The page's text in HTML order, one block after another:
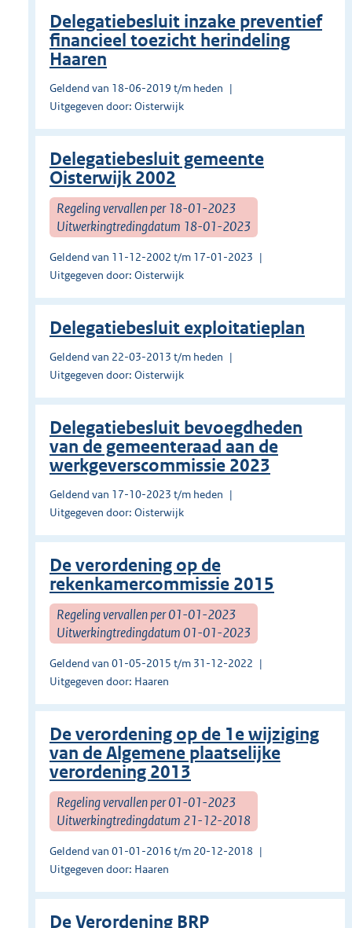
Delegatiebesluit inzake preventief
financieel toezicht herindeling
Haaren
Geldend van 18-06-2019 t/m heden
Uitgegeven door: Oisterwijk
Delegatiebesluit gemeente
Oisterwijk 2002
Regeling vervallen per 18-01-2023
Uitwerkingtredingdatum 18-01-2023
Geldend van 11-12-2002 t/m 17-01-2023
Uitgegeven door: Oisterwijk
Delegatiebesluit exploitatieplan
Geldend van 22-03-2013 t/m heden
Uitgegeven door: Oisterwijk
Delegatiebesluit bevoegdheden
van de gemeenteraad aan de
werkgeverscommissie 2023
Geldend van 17-10-2023 t/m heden
Uitgegeven door: Oisterwijk
De verordening op de
rekenkamercommissie 2015
Regeling vervallen per 01-01-2023
Uitwerkingtredingdatum 01-01-2023
Geldend van 01-05-2015 t/m 31-12-2022
Uitgegeven door: Haaren
De verordening op de 1e wijziging
van de Algemene plaatselijke
verordening 2013
Regeling vervallen per 01-01-2023
Uitwerkingtredingdatum 21-12-2018
Geldend van 01-01-2016 t/m 20-12-2018
Uitgegeven door: Haaren
De Verordening BRP